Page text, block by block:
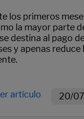
los primeros
la mayor parte
destina al pago
y apenas reduce
artículo 20/